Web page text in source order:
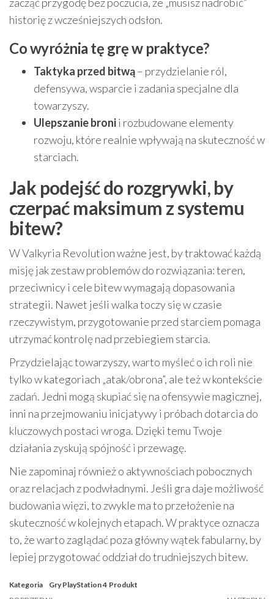
historię z wcześniejszych odsłon.
Co wyróżnia tę grę w praktyce?
Taktyka przed bitwą– przydzielanie ról,
defensywa, wsparcie i zadania specjalne dla
towarzyszy.
Ulepszanie bronii rozbudowane elementy
rozwoju, które realnie wpływają na skuteczność w
starciach.
Jak podejść do rozgrywki, by
czerpać maksimum z systemu
bitew?
W Valkyria Revolution ważne jest, by traktować każdą
misję jak zestaw problemów do rozwiązania: teren,
przeciwnicy i cele bitew wymagają dopasowania
strategii. Nawet jeśli walka toczy się w czasie
rzeczywistym, przygotowanie przed starciem pomaga
utrzymać kontrolę nad przebiegiem starcia.
Przydzielając towarzyszy, warto myśleć o ich roli nie
tylko w kategoriach „atak/obrona”, ale też w kontekście
zadań. Jedni mogą skupiać się na ofensywie magicznej,
inni na przejmowaniu inicjatywy i próbach dotarcia do
kluczowych postaci wroga. Dzięki temu Twoje
działania zyskują spójność i przewagę.
Nie zapominaj również o aktywnościach pobocznych
oraz relacjach z podwładnymi. Jeśli gra daje możliwość
budowania więzi, to zwykle ma to przełożenie na
skuteczność w kolejnych etapach. W praktyce oznacza
to, że warto zaglądać poza główny wątek fabularny, by
lepiej przygotować oddział do trudniejszych bitew.
Kategoria Gry PlayStation 4 Produkt